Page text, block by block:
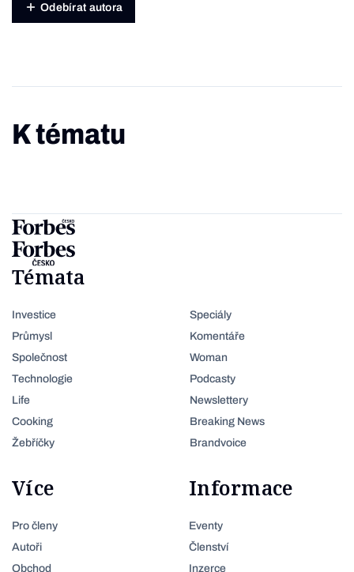
Odebírat autora
K tématu
Témata
Investice
Průmysl
Společnost
Technologie
Life
Cooking
Žebříčky
Speciály
Komentáře
Woman
Podcasty
Newslettery
Breaking News
Brandvoice
Více
Pro členy
Autoři
Obchod
Informace
Eventy
Členství
Inzerce